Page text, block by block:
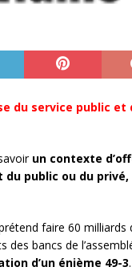
du service public et
un contexte
public ou du privé,
faire 60 milliards
bancs de
d’un énième 49-3.